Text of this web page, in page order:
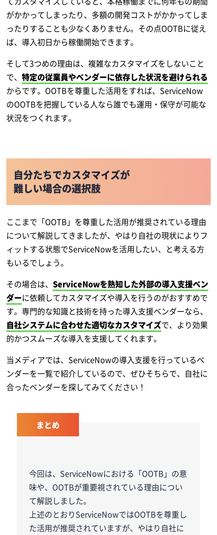
がかかってしまったり、多額の開発コストがかかってしま
ったりすることも少なくありません。その点OOTBに従え
ば、導入初日から稼働開始できます。
そして3つめの理由は、複雑なカスタマイズをしないこと
で、特定の従業員やベンダーに依存した状況を避けられる
からです。OOTBを尊重した活用をすれば、ServiceNow
のOOTBを把握している人なら誰でも運用・保守が可能な
状況をつくれます。
自分たちでカスタマイズが
難しい場合の選択肢
ここまで「OOTB」を尊重した活用が推奨されている理由
について解説してきましたが、やはり自社の現状によりフ
ィットする状態でServiceNowを活用したい、と考える方
もいるでしょう。
その場合は、ServiceNowを熟知した外部の導入支援ベン
ダーに依頼してカスタマイズや導入を行うのがおすすめで
す。専門的な知識と技術を持った導入支援ベンダーなら、
自社システムに合わせた適切なカスタマイズで、より効果
的かつスムーズな導入を支援してくれます。
当メディアでは、ServiceNowの導入支援を行っているベ
ンダーを一覧で紹介しているので、ぜひそちらで、自社に
合ったベンダーを探してみてください！
まとめ
今回は、ServiceNowにおける「OOTB」の意
味や、OOTBが重要視されている理由につい
て解説しました。
上述のとおりServiceNowではOOTBを尊重し
た活用が推奨されていますが、やはり 自社に